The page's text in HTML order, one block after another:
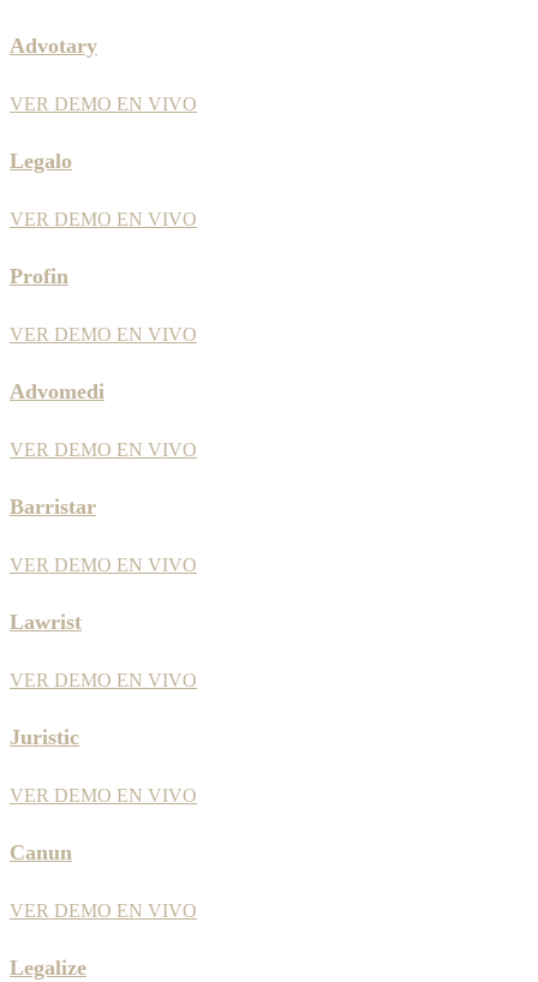
Advotary
VER DEMO EN VIVO
Legalo
VER DEMO EN VIVO
Profin
VER DEMO EN VIVO
Advomedi
VER DEMO EN VIVO
Barristar
VER DEMO EN VIVO
Lawrist
VER DEMO EN VIVO
Juristic
VER DEMO EN VIVO
Canun
VER DEMO EN VIVO
Legalize